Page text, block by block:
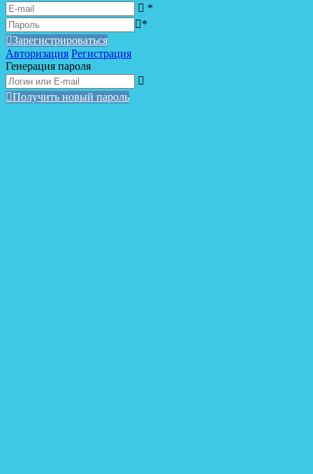
*
*
Зарегистрироваться
Авторизация Регистрация
Генерация пароля
Получить новый пароль